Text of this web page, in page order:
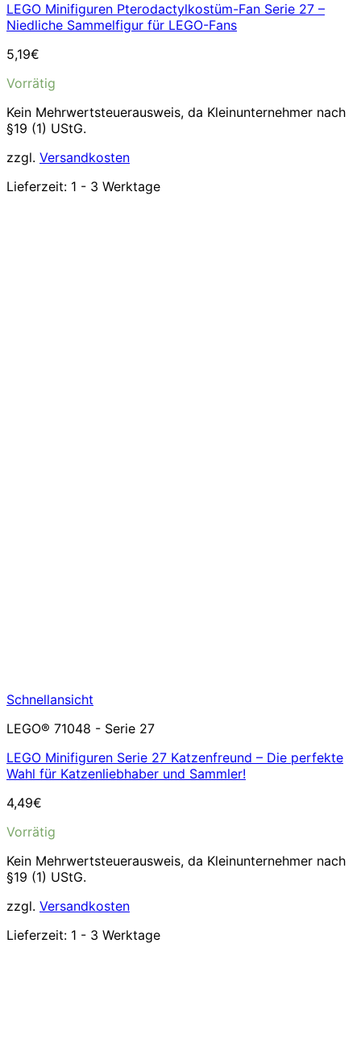
LEGO Minifiguren Pterodactylkostüm-Fan Serie 27 –
Niedliche Sammelfigur für LEGO-Fans
5,19€
Vorrätig
Kein Mehrwertsteuerausweis, da Kleinunternehmer nach
§19 (1) UStG.
zzgl. Versandkosten
Lieferzeit: 1 - 3 Werktage
Schnellansicht
LEGO® 71048 - Serie 27
LEGO Minifiguren Serie 27 Katzenfreund – Die perfekte
Wahl für Katzenliebhaber und Sammler!
4,49€
Vorrätig
Kein Mehrwertsteuerausweis, da Kleinunternehmer nach
§19 (1) UStG.
zzgl. Versandkosten
Lieferzeit: 1 - 3 Werktage